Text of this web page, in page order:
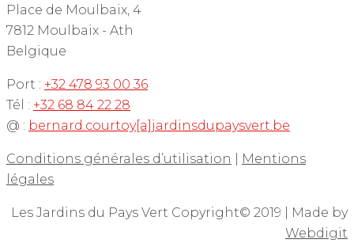
Place de Moulbaix, 4
7812 Moulbaix - Ath
Belgique
Port : +32 478 93 00 36
Tél : +32 68 84 22 28
@ : bernard.courtoy[a]jardinsdupaysvert.be
Conditions générales d’utilisation
Mentions
légales
Les Jardins du Pays Vert Copyright© 2019 | Made by
Webdigit